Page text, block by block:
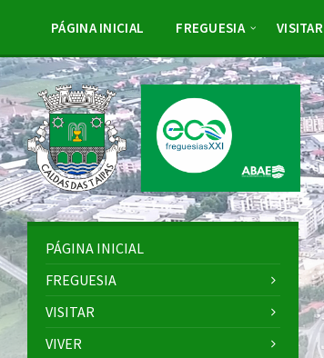
sidebar
PÁGINA INICIAL FREGUESIA VISITAR
PÁGINA INICIAL
FREGUESIA
VISITAR
VIVER